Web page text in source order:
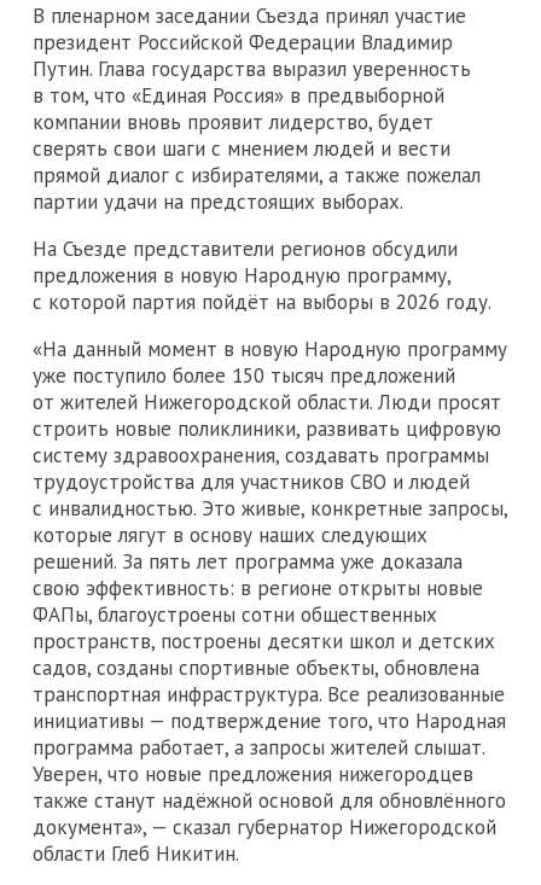
В пленарном заседании Съезда принял участие
президент Российской Федерации Владимир
Путин. Глава государства выразил уверенность
в том, что «Единая Россия» в предвыборной
компании вновь проявит лидерство, будет
сверять свои шаги с мнением людей и вести
прямой диалог с избирателями, а также пожелал
партии удачи на предстоящих выборах.
На Съезде представители регионов обсудили
предложения в новую Народную программу,
с которой партия пойдёт на выборы в 2026 году.
«На данный момент в новую Народную программу
уже поступило более 150 тысяч предложений
от жителей Нижегородской области. Люди просят
строить новые поликлиники, развивать цифровую
систему здравоохранения, создавать программы
трудоустройства для участников СВО и людей
с инвалидностью. Это живые, конкретные запросы,
которые лягут в основу наших следующих
решений. За пять лет программа уже доказала
свою эффективность: в регионе открыты новые
ФАПы, благоустроены сотни общественных
пространств, построены десятки школ и детских
садов, созданы спортивные объекты, обновлена
транспортная инфраструктура. Все реализованные
инициативы — подтверждение того, что Народная
программа работает, а запросы жителей слышат.
Уверен, что новые предложения нижегородцев
также станут надёжной основой для обновлённого
документа», — сказал губернатор Нижегородской
области Глеб Никитин.